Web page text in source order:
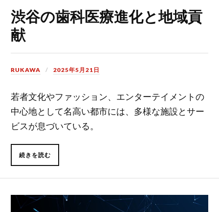
渋谷の歯科医療進化と地域貢
献
RUKAWA 2025年5月21日
若者文化やファッション、エンターテイメントの
中心地として名高い都市には、多様な施設とサー
ビスが息づいている。
続きを読む